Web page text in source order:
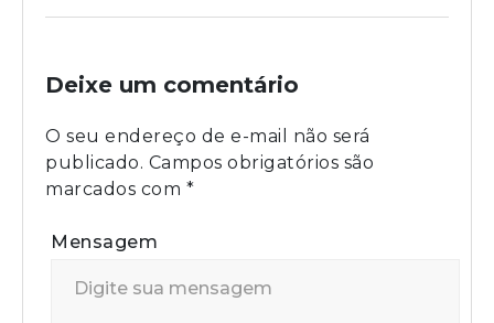
Deixe um comentário
O seu endereço de e-mail não será
publicado. Campos obrigatórios são
marcados com *
Mensagem